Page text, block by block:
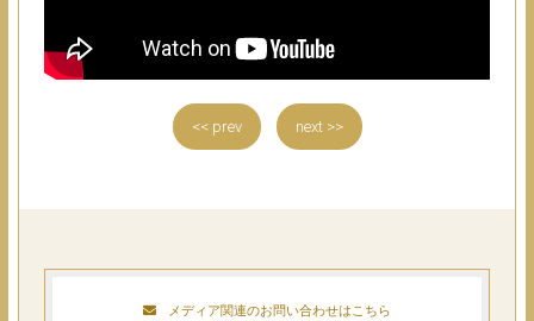
<< prev next >>
メディア関連のお問い合わせはこちら